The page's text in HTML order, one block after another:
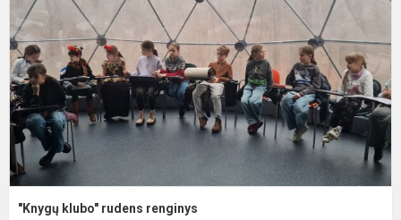
"Knygų klubo" rudens renginys